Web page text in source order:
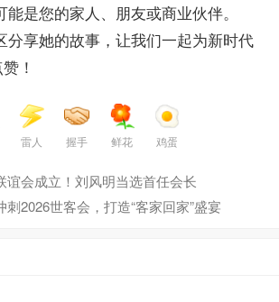
是您的家人、朋友或商业伙伴。
享她的故事，让我们一起为新时代
！
雷人 握手 鲜花 鸡蛋
谊会成立！刘风明当选首任会长
2026世客会，打造“客家回家”盛宴